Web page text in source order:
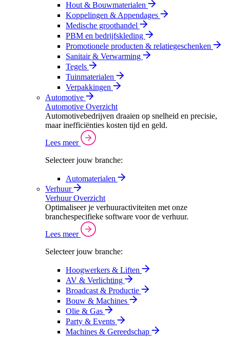
Hout & Bouwmaterialen
Koppelingen & Appendages
Medische groothandel
PBM en bedrijfskleding
Promotionele producten & relatiegeschenken
Sanitair & Verwarming
Tegels
Tuinmaterialen
Verpakkingen
Automotive
Automotive Overzicht
Automotivebedrijven draaien op snelheid en precisie,
maar inefficiënties kosten tijd en geld.
Lees meer
Selecteer jouw branche:
Automaterialen
Verhuur
Verhuur Overzicht
Optimaliseer je verhuuractiviteiten met onze
branchespecifieke software voor de verhuur.
Lees meer
Selecteer jouw branche:
Hoogwerkers & Liften
AV & Verlichting
Broadcast & Productie
Bouw & Machines
Olie & Gas
Party & Events
Machines & Gereedschap